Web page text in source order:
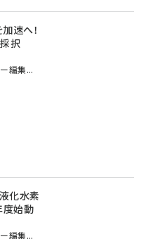
速へ！
択
編集...
化水素
度始動
編集...